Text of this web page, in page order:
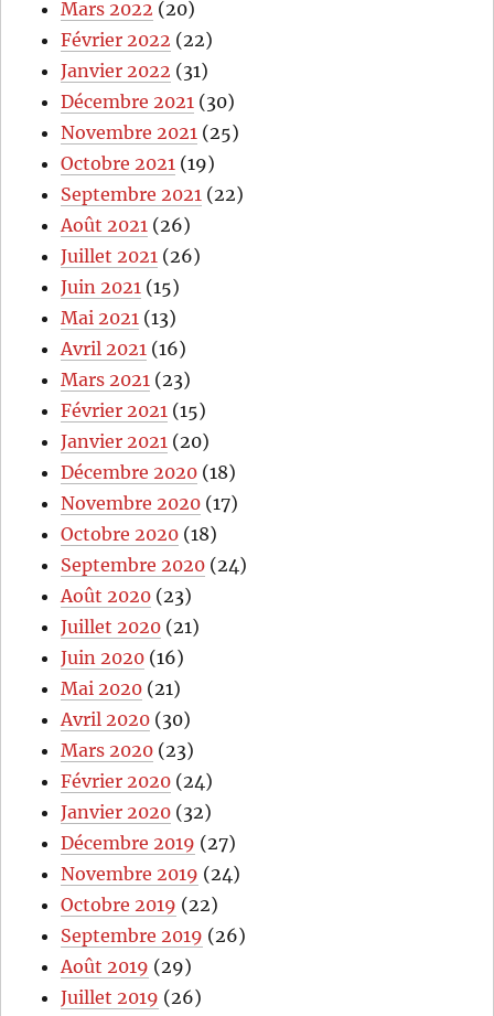
Mars 2022 (20)
Février 2022 (22)
Janvier 2022 (31)
Décembre 2021 (30)
Novembre 2021 (25)
Octobre 2021 (19)
Septembre 2021 (22)
Août 2021 (26)
Juillet 2021 (26)
Juin 2021 (15)
Mai 2021 (13)
Avril 2021 (16)
Mars 2021 (23)
Février 2021 (15)
Janvier 2021 (20)
Décembre 2020 (18)
Novembre 2020 (17)
Octobre 2020 (18)
Septembre 2020 (24)
Août 2020 (23)
Juillet 2020 (21)
Juin 2020 (16)
Mai 2020 (21)
Avril 2020 (30)
Mars 2020 (23)
Février 2020 (24)
Janvier 2020 (32)
Décembre 2019 (27)
Novembre 2019 (24)
Octobre 2019 (22)
Septembre 2019 (26)
Août 2019 (29)
Juillet 2019 (26)